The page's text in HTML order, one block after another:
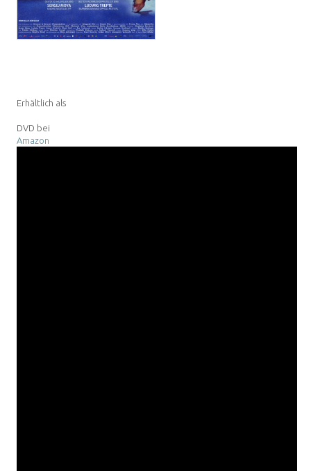
Erhältlich als
DVD bei
Amazon